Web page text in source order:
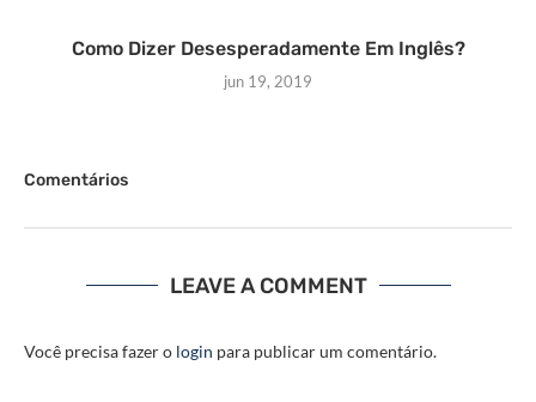
Como Dizer Desesperadamente Em Inglês?
jun 19, 2019
Comentários
LEAVE A COMMENT
Você precisa fazer o login para publicar um comentário.